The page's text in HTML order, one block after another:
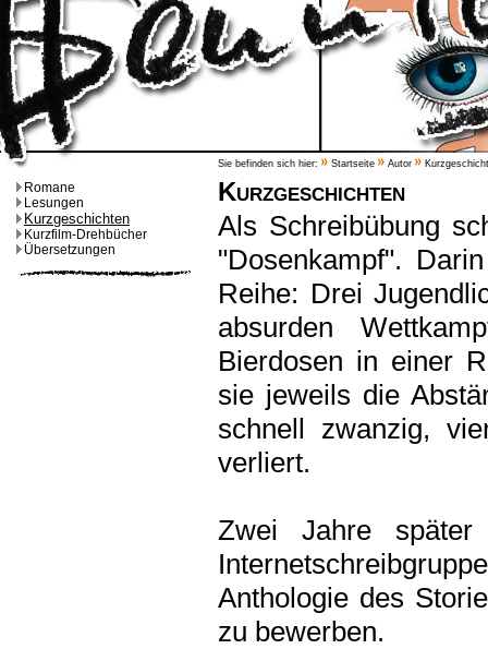
Romane
Lesungen
Kurzgeschichten
Kurzfilm-Drehbücher
Übersetzungen
Sie befinden sich hier: Startseite Autor
Kurzgeschichten
Als Schreibübung
"Dosenkampf".
Reihe: Drei
absurden
Bierdosen in einer
sie jeweils die
schnell zwanzig,
verliert.
Zwei Jahre
Anthologie des
zu bewerben.